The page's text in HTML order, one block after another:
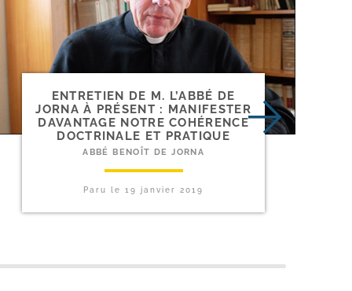
ENTRETIEN DE M. L’ABBÉ DE
JORNA À PRÉSENT : MANIFESTER
DAVANTAGE NOTRE COHÉRENCE
DOCTRINALE ET PRATIQUE
ABBÉ BENOÎT DE JORNA
Paru le19 janvier 2019